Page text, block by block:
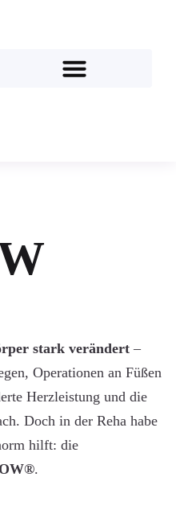
stark verändert –
Operationen an Füßen
Herzleistung und die
Doch in der Reha habe
hilft: die
.